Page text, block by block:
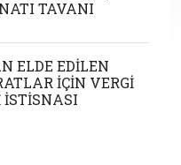
TAVANI
ELDE EDİLEN
İÇİN VERGİ
İSTİSNASI